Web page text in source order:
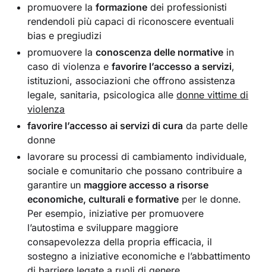
promuovere laformazione dei professionisti
rendendoli più capaci di riconoscere eventuali
bias e pregiudizi
promuovere laconoscenza delle normative in
caso di violenza efavorire l’accesso a servizi,
istituzioni, associazioni che offrono assistenza
legale, sanitaria, psicologica alledonne vittime di
violenza
favorire l’accesso ai servizi di cura da parte delle
donne
lavorare su processi di cambiamento individuale,
sociale e comunitario che possano contribuire a
garantire un maggiore accesso a risorse
economiche, culturali e formative per le donne.
Per esempio, iniziative per promuovere
l’autostima e sviluppare maggiore
consapevolezza della propria efficacia, il
sostegno a iniziative economiche e l’abbattimento